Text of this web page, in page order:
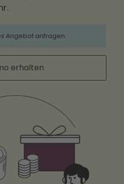
Angebot anfragen
erhalten